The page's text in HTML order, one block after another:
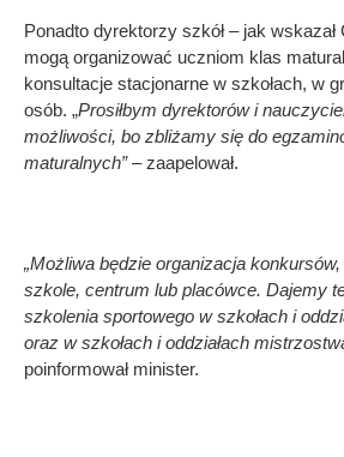
Ponadto dyrektorzy szkół – jak wskazał
mogą organizować uczniom klas
konsultacje stacjonarne w szkołach, w
osób. „Prosiłbym dyrektorów i
możliwości, bo zbliżamy się do
maturalnych”– zaapelował.
„Możliwa będzie organizacja
szkole, centrum lub placówce. Dajemy
szkolenia sportowego w szkołach i
oraz w szkołach i oddziałach
poinformował minister.